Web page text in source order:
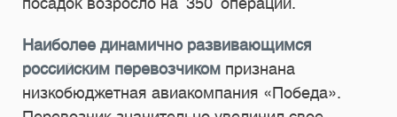
Наиболее динамично развивающимся
российским перевозчиком признана
низкобюджетная авиакомпания «Победа».